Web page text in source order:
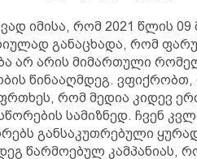
იმისა, რომ 2021 წლის
განაცხადა, რომ
არ არის მიმართული
წინააღმდეგ.
რომ მედია კიდევ
სამიზნედ. ჩვენ
განსაკუთრებული
წარმოებულ კამპანიას,